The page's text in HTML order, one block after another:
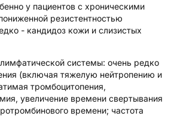
у пациентов с хроническими
резистентностью
- кандидоз кожи и слизистых
системы: очень редко
(включая тяжелую нейтропению и
тромбоцитопения,
увеличение времени свертывания
времени; частота